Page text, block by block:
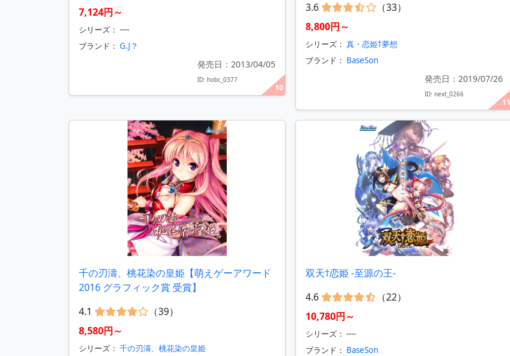
10
7,124円～
シリーズ： ----
ブランド： G.J？
発売日：2013/04/05
ID: hobc_0377
11
3.6
（33）
8,800円～
シリーズ：真・恋姫†夢想
ブランド： BaseSon
発売日：2019/07/26
ID: next_0266
千の刃濤、桃花染の皇姫【萌えゲーアワード
2016 グラフィック賞 受賞】
4.1
（39）
8,580円～
シリーズ： 千の刃濤、桃花染の皇姫
双天†恋姫 ‐至源の王‐
4.6
（22）
10,780円～
シリーズ： ----
ブランド： BaseSon